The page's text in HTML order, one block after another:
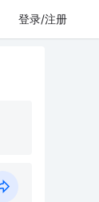
登录/注册